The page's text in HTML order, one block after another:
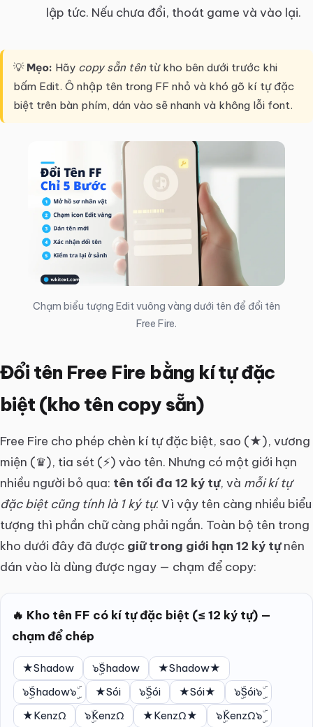
lập tức. Nếu chưa đổi, thoát game và vào lại.
💡 Mẹo: Hãy copy sẵn tên từ kho bên dưới trước khi
bấm Edit. Ô nhập tên trong FF nhỏ và khó gõ kí tự đặc
biệt trên bàn phím, dán vào sẽ nhanh và không lỗi font.
Chạm biểu tượng Edit vuông vàng dưới tên để đổi tên
Free Fire.
Đổi tên Free Fire bằng kí tự đặc
biệt (kho tên copy sẵn)
Free Fire cho phép chèn kí tự đặc biệt, sao (★), vương
miện (♛), tia sét (⚡) vào tên. Nhưng có một giới hạn
nhiều người bỏ qua: tên tối đa 12 ký tự, và mỗi kí tự
đặc biệt cũng tính là 1 ký tự. Vì vậy tên càng nhiều biểu
tượng thì phần chữ càng phải ngắn. Toàn bộ tên trong
kho dưới đây đã được giữ trong giới hạn 12 ký tựnên
dán vào là dùng được ngay — chạm để copy:
🔥 Kho tên FF có kí tự đặc biệt (≤ 12 ký tự) —
chạm để chép
★Shadow ๖ۣۜShadow
★Shadow★
๖ۣۜShadow๖ۣۜ
★Sói ๖ۣۜSói ★Sói★
๖ۣۜSói๖ۣۜ
★KenzΩ
๖ۣۜKenzΩ ★KenzΩ★
๖ۣۜKenzΩ๖ۣۜ